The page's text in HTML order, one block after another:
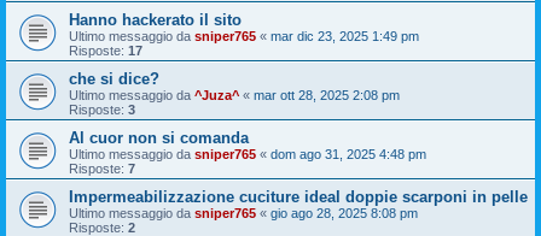
Hanno hackerato il sito
Ultimo messaggio da sniper765 « mar dic 23, 2025 1:49 pm
Risposte: 17
che si dice?
Ultimo messaggio da ^Juza^ « mar ott 28, 2025 2:08 pm
Risposte: 3
Al cuor non si comanda
Ultimo messaggio da sniper765 « dom ago 31, 2025 4:48 pm
Risposte: 7
Impermeabilizzazione cuciture ideal doppie scarponi in pelle
Ultimo messaggio da sniper765 « gio ago 28, 2025 8:08 pm
Risposte: 2